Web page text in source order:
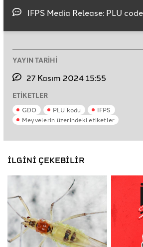
IFPS Media Release: PLU
YAYIN TARİHİ
27 Kasım 2024 15:55
ETİKETLER
GDO PLU kodu
IFPS
Meyvelerin üzerindeki etiketler
İLGİNİ ÇEKEBİLİR